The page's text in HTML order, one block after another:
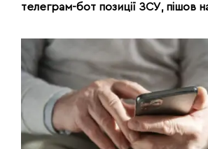
телеграм-бот позиції ЗСУ, пішов